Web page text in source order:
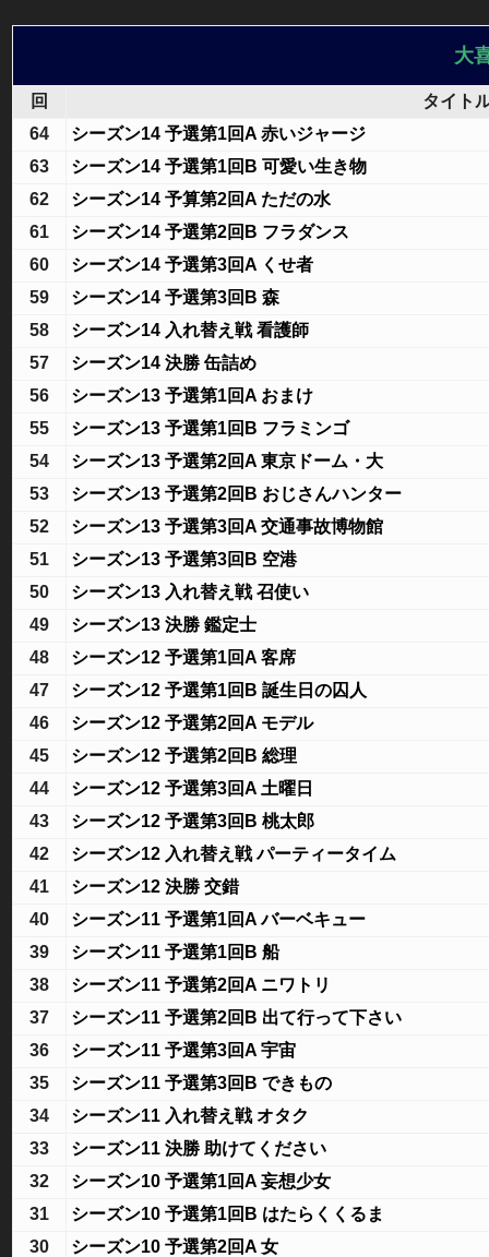
大
回
タイト
64
シーズン14 予選第1回A 赤いジャージ
63
シーズン14 予選第1回B 可愛い生き物
62
シーズン14 予算第2回A ただの水
61
シーズン14 予選第2回B フラダンス
60
シーズン14 予選第3回A くせ者
59
シーズン14 予選第3回B 森
58
シーズン14 入れ替え戦 看護師
57
シーズン14 決勝 缶詰め
56
シーズン13 予選第1回A おまけ
55
シーズン13 予選第1回B フラミンゴ
54
シーズン13 予選第2回A 東京ドーム・大
53
シーズン13 予選第2回B おじさんハンター
52
シーズン13 予選第3回A 交通事故博物館
51
シーズン13 予選第3回B 空港
50
シーズン13 入れ替え戦 召使い
49
シーズン13 決勝 鑑定士
48
シーズン12 予選第1回A 客席
47
シーズン12 予選第1回B 誕生日の囚人
46
シーズン12 予選第2回A モデル
45
シーズン12 予選第2回B 総理
44
シーズン12 予選第3回A 土曜日
43
シーズン12 予選第3回B 桃太郎
42
シーズン12 入れ替え戦 パーティータイム
41
シーズン12 決勝 交錯
40
シーズン11 予選第1回A バーベキュー
39
シーズン11 予選第1回B 船
38
シーズン11 予選第2回A ニワトリ
37
シーズン11 予選第2回B 出て行って下さい
36
シーズン11 予選第3回A 宇宙
35
シーズン11 予選第3回B できもの
34
シーズン11 入れ替え戦 オタク
33
シーズン11 決勝 助けてください
32
シーズン10 予選第1回A 妄想少女
31
シーズン10 予選第1回B はたらくくるま
30
シーズン10 予選第2回A 女